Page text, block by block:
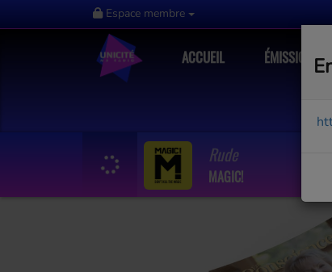
Espace membre
ACCUEIL ÉMISSIONS
Rude
MAGIC!